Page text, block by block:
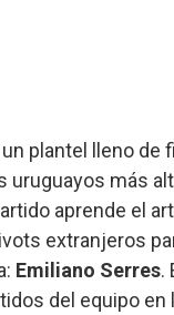
plantel lleno de
uruguayos más
aprende el
extranjeros
Emiliano Serres.
del equipo en